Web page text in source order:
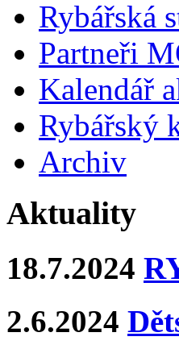
Rybářská
Partneři
Kalendář
Rybářský
Archiv
Aktuality
18.7.2024
2.6.2024